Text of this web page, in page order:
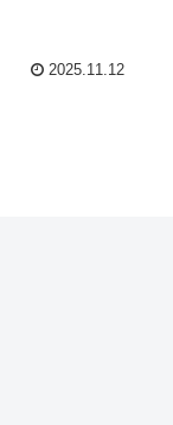
2025.11.12